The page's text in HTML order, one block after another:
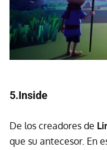
5.Inside
De los creadores de
que su antecesor. En